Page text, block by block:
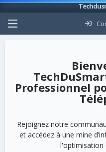
Professionnel
Rejoignez notre
et accédez à une mine
l'optimisation